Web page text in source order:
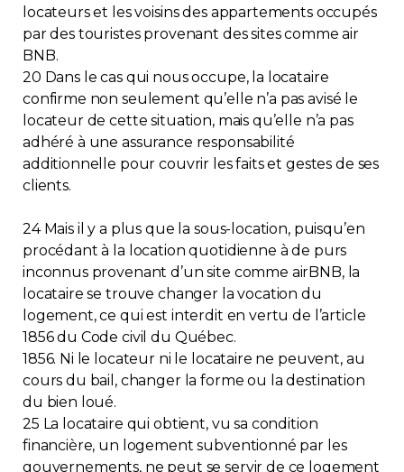
locateurs et les voisins des appartements occupés
par des touristes provenant des sites comme air
BNB.
20 Dans le cas qui nous occupe, la locataire
confirme non seulement qu’elle n’a pas avisé le
locateur de cette situation, mais qu’elle n’a pas
adhéré à une assurance responsabilité
additionnelle pour couvrir les faits et gestes de ses
clients.
24 Mais il y a plus que la sous-location, puisqu’en
procédant à la location quotidienne à de purs
inconnus provenant d’un site comme airBNB, la
locataire se trouve changer la vocation du
logement, ce qui est interdit en vertu de l’article
1856 du Code civil du Québec.
1856. Ni le locateur ni le locataire ne peuvent, au
cours du bail, changer la forme ou la destination
du bien loué.
25 La locataire qui obtient, vu sa condition
financière, un logement subventionné par les
gouvernements, ne peut se servir de ce logement